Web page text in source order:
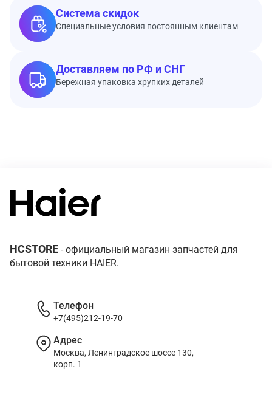
Система скидок
Специальные условия постоянным клиентам
Доставляем по РФ и СНГ
Бережная упаковка хрупких деталей
HCSTORE - официальный магазин запчастей для
бытовой техники HAIER.
Телефон
+7(495)212-19-70
Адрес
Москва, Ленинградское шоссе 130,
корп. 1